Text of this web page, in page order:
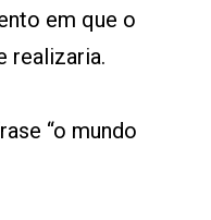
em que o
realizaria.
“o mundo